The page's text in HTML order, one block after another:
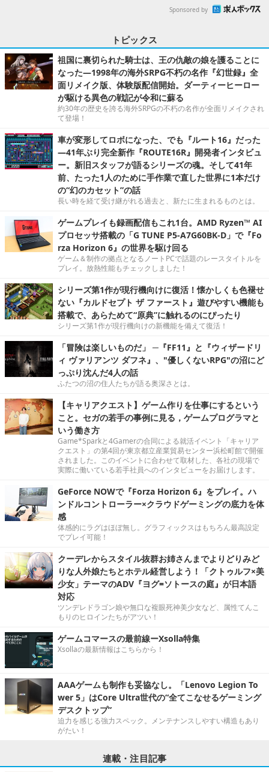
Sponsored by
トピックス
祖国に裏切られた騎士は、王の仇敵の娘を護ることに
なった―1998年の海外SRPG不朽の名作『幻世録』全
面リメイク版、体験版配信開始。ダーティーヒーロー
が駆ける異色の戦記が令和に蘇る
約30年の歴史を誇る海外SRPGの不朽の名作が全面リメイクされ
て登場！
車が変形してロボになった、でも『ルート16』だった
―41年ぶり完全新作『ROUTE16R』開発者インタビュ
ー。新旧スタッフが語るシリーズの魂。そして41年
前、たった1人のために手作業で直した世界に1本だけ
の“幻のカセット”の話
長い時を経て受け継がれる過去と、新たに生まれるものとは。
ゲームプレイも録画配信もこれ1台。AMD Ryzen™ AI
プロセッサ搭載の「G TUNE P5-A7G60BK-D」で『Fo
rza Horizon 6』の世界を駆け回る
ゲーム＆制作の拠点となるノートPCで話題のレースタイトルを
プレイ。放熱性能もチェックしました！
シリーズ第1作が現行機向けに復活！懐かしくも色褪せ
ない『カルドセプト ザ ファースト』遊びやすい機能も
搭載で、あらためて“原典”に触れるのにぴったり
シリーズ第1作が現行機向けの新機能を備えて復活！
「冒険は楽しいものだ」 ─『FF11』と『ウィザードリ
ィ ヴァリアンツ ダフネ』、"優しくないRPG"の沼にど
っぷり沈んだ4人の話
ふたつの沼の住人たちが語る奥深さとは。
【キャリアクエスト】ゲーム作りを仕事にするという
こと。セガの若手の事例に見る，ゲームプログラマと
いう働き方
Game*Sparkと4Gamerの合同による就活イベント「キャリア
クエスト」の第4回が東京都立産業貿易センター浜松町館で開催
されました。このイベントに合わせて取材した、各社の現場で
実際に働いている若手社員へのインタビューをお届けします。
GeForce NOWで『Forza Horizon 6』をプレイ。ハ
ンドルコントローラー×クラウドゲーミングの底力を体
感
体感的にラグはほぼ無し。グラフィックスはもちろん最高設定
でプレイ可能！
クーデレからスタイル抜群お姉さんまでよりどりみど
りな人外娘たちとホテル経営しよう！「クトゥルフ×美
少女」テーマのADV『ヨグ=ソトースの庭』が日本語
対応
ツンデレドラゴン娘や無口な複眼死神美少女など、属性てんこ
もりのヒロインたちがアツい！
ゲームコマースの最前線ーXsolla特集
Xsollaの最新情報はこちらから！
AAAゲームも制作も妥協なし。「Lenovo Legion To
wer 5」はCore Ultra世代の“全てこなせるゲーミング
デスクトップ”
迫力を感じる強力スペック。メンテナンスしやすい構造もあり
がたい！
連載・注目記事